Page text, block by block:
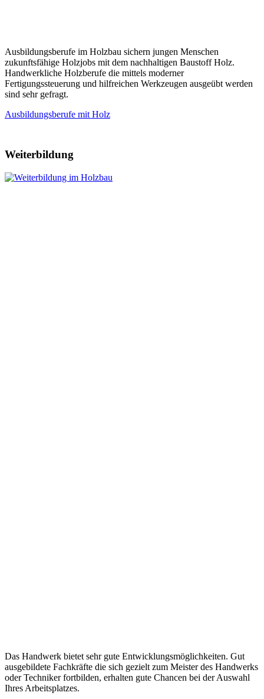
Ausbildungsberufe im Holzbau sichern jungen Menschen
zukunftsfähige Holzjobs mit dem nachhaltigen Baustoff Holz.
Handwerkliche Holzberufe die mittels moderner
Fertigungssteuerung und hilfreichen Werkzeugen ausgeübt werden
sind sehr gefragt.
Ausbildungsberufe mit Holz
Weiterbildung
Das Handwerk bietet sehr gute Entwicklungsmöglichkeiten. Gut
ausgebildete Fachkräfte die sich gezielt zum Meister des Handwerks
oder Techniker fortbilden, erhalten gute Chancen bei der Auswahl
Ihres Arbeitsplatzes.